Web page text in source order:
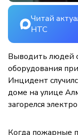
Читай
НТС
Выводить людей
оборудования
Инцидент
доме на улице
загорелся
Когда пожарные